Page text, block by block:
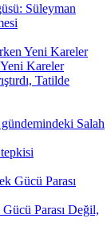
Süleyman
Tatilde
Parası Değil,